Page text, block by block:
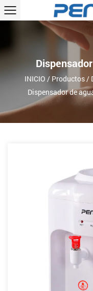
INICIO / Productos/
Dispensador de